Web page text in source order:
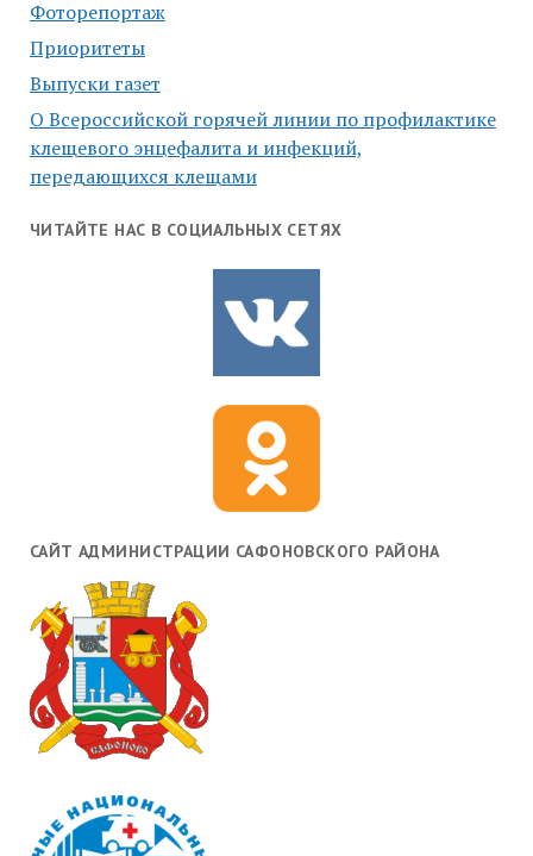
Фоторепортаж
Приоритеты
Выпуски газет
О Всероссийской горячей линии по профилактике
клещевого энцефалита и инфекций,
передающихся клещами
ЧИТАЙТЕ НАС В СОЦИАЛЬНЫХ СЕТЯХ
САЙТ АДМИНИСТРАЦИИ САФОНОВСКОГО РАЙОНА